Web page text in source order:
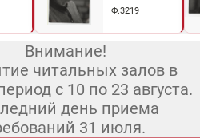
Ф.3219
Внимание!
читальных залов в
с 10 по 23 августа.
день приема
31 июля.